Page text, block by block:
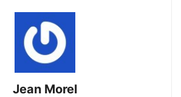
Jean Morel